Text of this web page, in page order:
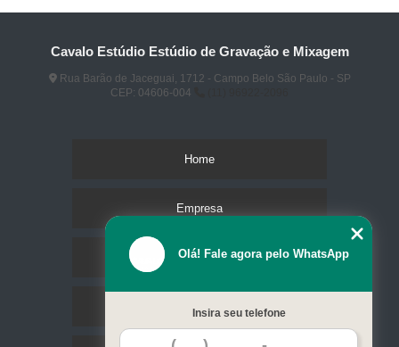
Cavalo Estúdio Estúdio de Gravação e Mixagem
Rua Barão de Jaceguai, 1712 - Campo Belo São Paulo - SP
CEP: 04606-004
Home
Empresa
Missão
Serviços
Olá! Fale agora pelo WhatsApp
Insira seu telefone